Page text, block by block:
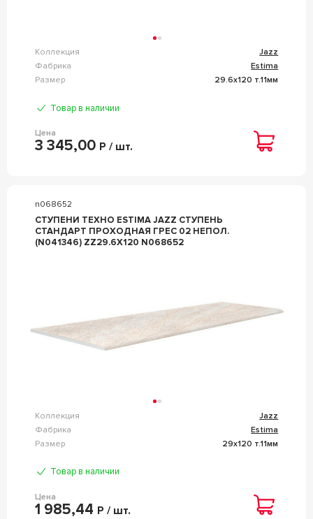
Коллекция
Jazz
Фабрика
Estima
Размер
29.6x120 т.11мм
Товар в наличии
Цена
3 345,00 Р / шт.
n068652
СТУПЕНИ ТЕХНО ESTIMA JAZZ СТУПЕНЬ
СТАНДАРТ ПРОХОДНАЯ ГРЕС 02 НЕПОЛ.
(N041346) ZZ29.6X120 N068652
Коллекция
Jazz
Фабрика
Estima
Размер
29x120 т.11мм
Товар в наличии
Цена
1 985,44 Р / шт.